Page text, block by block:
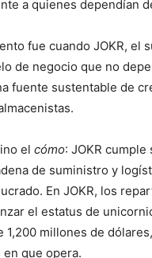
a quienes dependían
fue cuando JOKR,
de negocio que no
fuente sustentable de
el cómo: JOKR
de suministro y
En JOKR, los
el estatus de
1,200 millones de
que opera.